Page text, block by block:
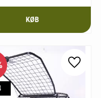
KØB
Gem